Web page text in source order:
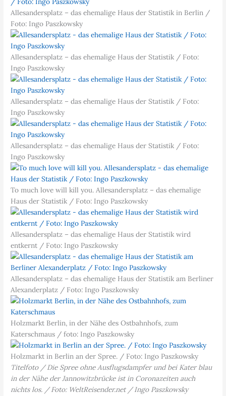
Allesandersplatz – das ehemalige Haus der Statistik in Berlin /
Foto: Ingo Paszkowsky
Allesandersplatz – das ehemalige Haus der Statistik / Foto:
Ingo Paszkowsky
Allesandersplatz – das ehemalige Haus der Statistik / Foto:
Ingo Paszkowsky
Allesandersplatz – das ehemalige Haus der Statistik / Foto:
Ingo Paszkowsky
To much love will kill you. Allesandersplatz – das ehemalige
Haus der Statistik / Foto: Ingo Paszkowsky
Allesandersplatz – das ehemalige Haus der Statistik wird
entkernt / Foto: Ingo Paszkowsky
Allesandersplatz – das ehemalige Haus der Statistik am Berliner
Alexanderplatz / Foto: Ingo Paszkowsky
Holzmarkt Berlin, in der Nähe des Ostbahnhofs, zum
Katerschmaus / foto: Ingo Paszkowsky
Holzmarkt in Berlin an der Spree. / Foto: Ingo Paszkowsky
Titelfoto / Die Spree ohne Ausflugsdampfer und bei Kater blau
in der Nähe der Jannowitzbrücke ist in Coronazeiten auch
nichts los. / Foto: WeltReisender.net / Ingo Paszkowsky